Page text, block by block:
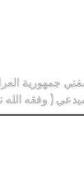
جمهورية
( وفقه الله